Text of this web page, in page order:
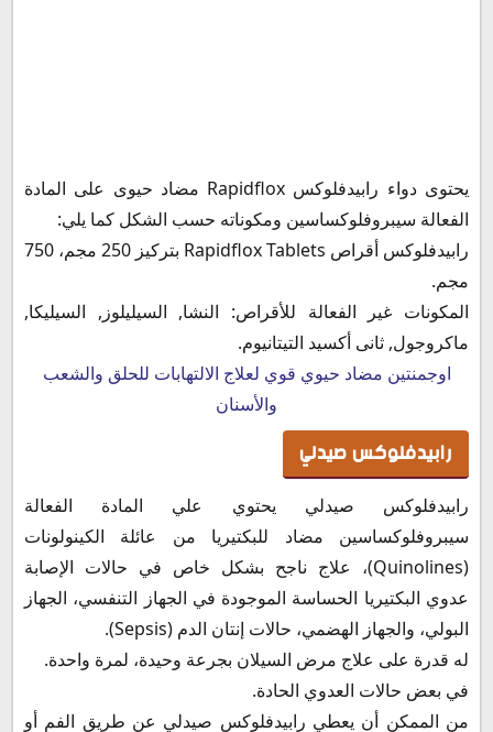
يحتوى دواء رابيدفلوكس Rapidflox مضاد حيوى على المادة
الفعالة سيبروفلوكساسين ومكوناته حسب الشكل كما يلي:
رابيدفلوكس أقراص Rapidflox Tablets بتركيز 250 مجم، 750
مجم.
المكونات غير الفعالة للأقراص: النشا, السيليلوز, السيليكا,
ماكروجول, ثانى أكسيد التيتانيوم.
اوجمنتين مضاد حيوي قوي لعلاج الالتهابات للحلق والشعب
والأسنان
رابيدفلوكس صيدلي
رابيدفلوكس صيدلي يحتوي علي المادة الفعالة
سيبروفلوكساسين مضاد للبكتيريا من عائلة الكينولونات
(Quinolines)، علاج ناجح بشكل خاص في حالات الإصابة
عدوي البكتيريا الحساسة الموجودة في الجهاز التنفسي، الجهاز
البولي، والجهاز الهضمي، حالات إنتان الدم (Sepsis).
له قدرة على علاج مرض السيلان بجرعة وحيدة، لمرة واحدة.
في بعض حالات العدوي الحادة.
من الممكن أن يعطي رابيدفلوكس صيدلي عن طريق الفم أو